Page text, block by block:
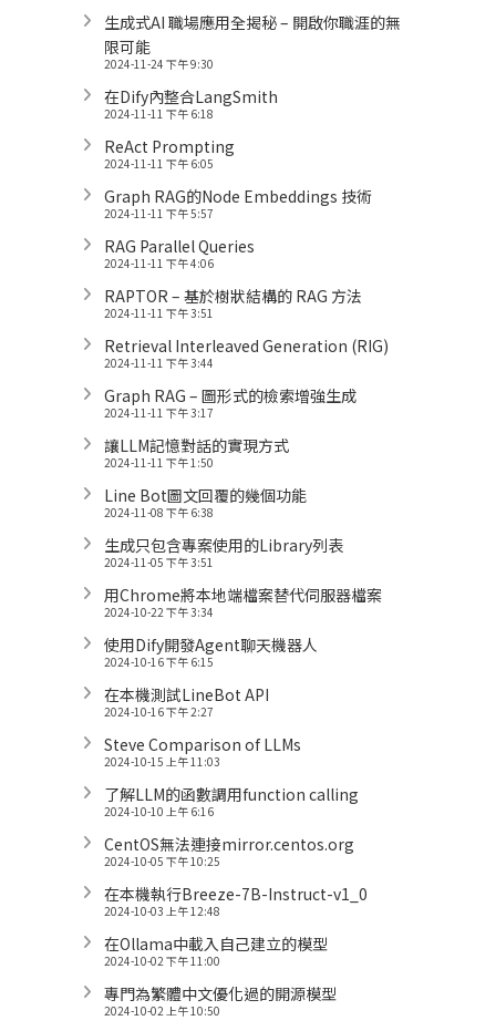
生成式AI 職場應用全揭秘 – 開啟你職涯的無
限可能
2024-11-24 下午 9:30
在Dify內整合LangSmith
2024-11-11 下午 6:18
ReAct Prompting
2024-11-11 下午 6:05
Graph RAG的Node Embeddings 技術
2024-11-11 下午 5:57
RAG Parallel Queries
2024-11-11 下午 4:06
RAPTOR – 基於樹狀結構的 RAG 方法
2024-11-11 下午 3:51
Retrieval Interleaved Generation (RIG)
2024-11-11 下午 3:44
Graph RAG – 圖形式的檢索增強生成
2024-11-11 下午 3:17
讓LLM記憶對話的實現方式
2024-11-11 下午 1:50
Line Bot圖文回覆的幾個功能
2024-11-08 下午 6:38
生成只包含專案使用的Library列表
2024-11-05 下午 3:51
用Chrome將本地端檔案替代伺服器檔案
2024-10-22 下午 3:34
使用Dify開發Agent聊天機器人
2024-10-16 下午 6:15
在本機測試LineBot API
2024-10-16 下午 2:27
Steve Comparison of LLMs
2024-10-15 上午 11:03
了解LLM的函數調用function calling
2024-10-10 上午 6:16
CentOS無法連接mirror.centos.org
2024-10-05 下午 10:25
在本機執行Breeze-7B-Instruct-v1_0
2024-10-03 上午 12:48
在Ollama中載入自己建立的模型
2024-10-02 下午 11:00
專門為繁體中文優化過的開源模型
2024-10-02 上午 10:50